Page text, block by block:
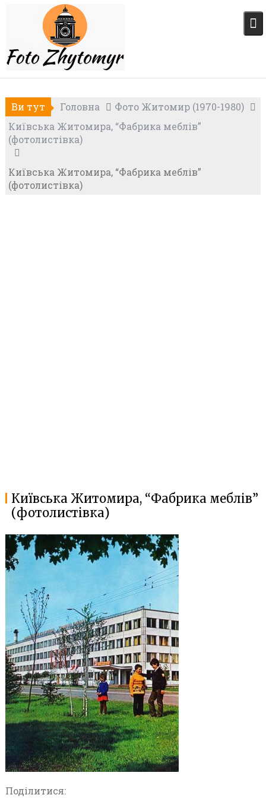
Ви тут Головна
Фото Житомир (1970-1980)
Київська Житомира, “Фабрика меблів”
(фотолистівка)
Київська Житомира, “Фабрика меблів”
(фотолистівка)
Київська Житомира, “Фабрика меблів”
(фотолистівка)
Поділитися: